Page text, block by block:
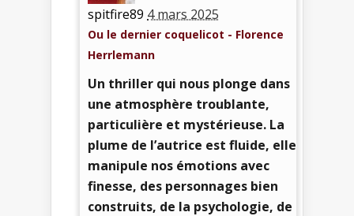
spitfire89 4 mars 2025
Ou le dernier coquelicot - Florence
Herrlemann
Un thriller qui nous plonge dans
une atmosphère troublante,
particulière et mystérieuse. La
plume de l’autrice est fluide, elle
manipule nos émotions avec
finesse, des personnages bien
construits, de la psychologie, de